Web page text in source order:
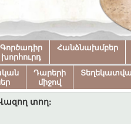
Գործադիր
խորհուրդ
Հանձնախմբեր
Դարերի
միջով
տող: